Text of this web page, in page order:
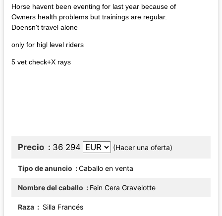
Horse havent been eventing for last year because of
Owners health problems but trainings are regular.
Doensn't travel alone
only for higl level riders
5 vet check+X rays
Precio 36 294 (Hacer una oferta)
Tipo de anuncio Caballo en venta
Nombre del caballo Fein Cera Gravelotte
Raza Silla Francés